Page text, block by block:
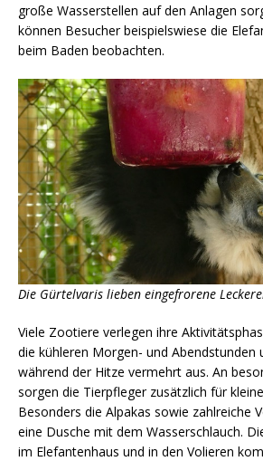
große Wasserstellen auf den Anlagen
können Besucher beispielswiese die
beim Baden beobachten.
Die Gürtelvaris lieben eingefrorene
Viele Zootiere verlegen ihre
die kühleren Morgen- und Abendstunden
während der Hitze vermehrt aus. An
sorgen die Tierpfleger zusätzlich für
Besonders die Alpakas sowie zahlreiche
eine Dusche mit dem Wasserschlauch.
im Elefantenhaus und in den Volieren